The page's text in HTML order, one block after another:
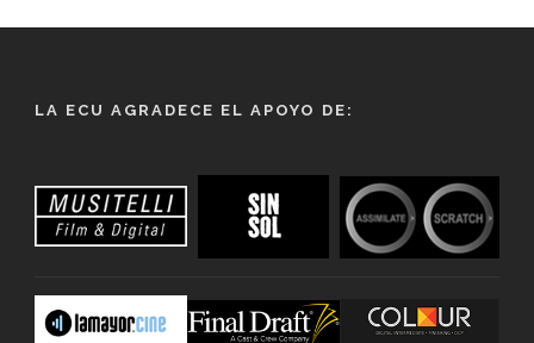
LA ECU AGRADECE EL APOYO DE: